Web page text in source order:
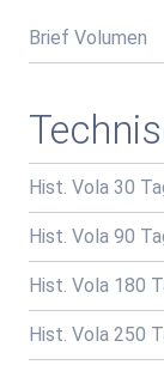
Brief Volumen
Hist. Vola 30
Hist. Vola 90
Hist. Vola 180
Hist. Vola 250